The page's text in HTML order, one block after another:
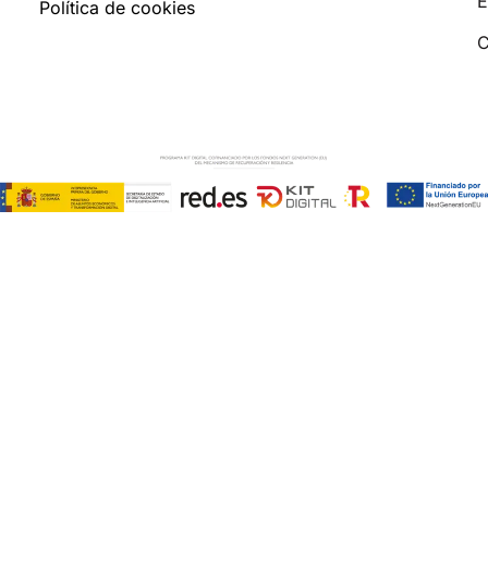
Política de cookies